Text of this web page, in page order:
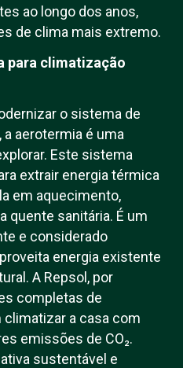
ao longo dos anos,
de clima mais extremo.
para climatização
o sistema de
aerotermia é uma
Este sistema
extrair energia térmica
em aquecimento,
quente sanitária. É um
e considerado
energia existente
A Repsol, por
completas de
a casa com
emissões de CO₂.
sustentável e